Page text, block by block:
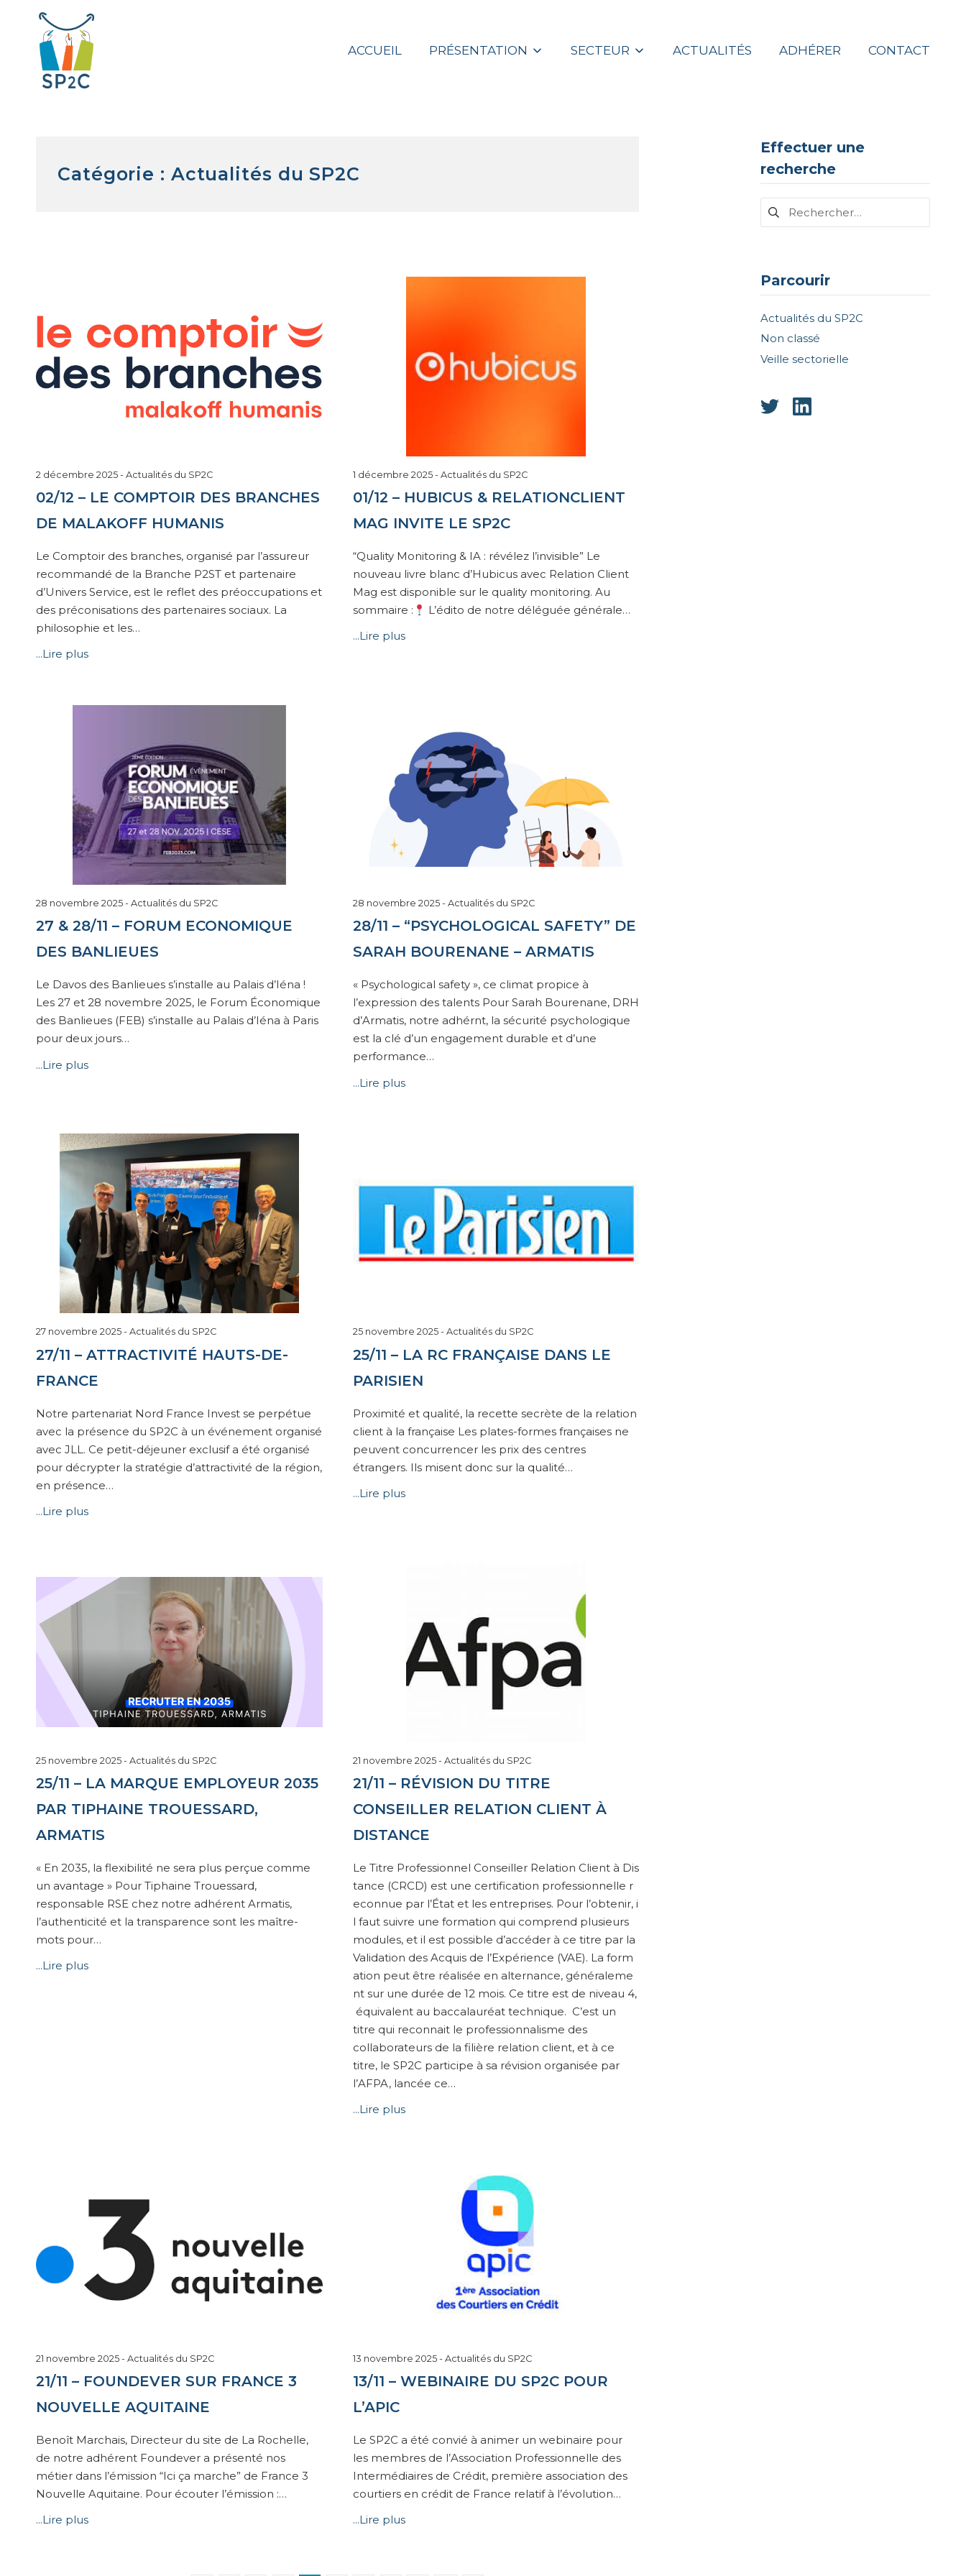
contenu
ACCUEIL PRÉSENTATION SECTEUR ACTUALITÉS ADHÉRER CONTACT
Catégorie : Actualités du SP2C
2 décembre 202512
2025
- Actualités du SP2C
02/12 – LE COMPTOIR DES BRANCHES
DE MALAKOFF HUMANIS
Le Comptoir des branches, organisé par l’assureur
recommandé de la Branche P2ST et partenaire
d’Univers Service, est le reflet des préoccupations et
des préconisations des partenaires sociaux. La
philosophie et les…
...Lire plus
1 décembre 202516
2025
- Actualités du SP2C
01/12 – HUBICUS & RELATIONCLIENT
MAG INVITE LE SP2C
“Quality Monitoring & IA : révélez l’invisible” Le
nouveau livre blanc d’Hubicus avec Relation Client
Mag est disponible sur le quality monitoring. Au
sommaire :
L’édito de notre déléguée générale…
...Lire plus
28 novembre 202512
2025
- Actualités du SP2C
27 & 28/11 – FORUM ECONOMIQUE
DES BANLIEUES
Le Davos des Banlieues s’installe au Palais d’Iéna !
Les 27 et 28 novembre 2025, le Forum Économique
des Banlieues (FEB) s’installe au Palais d’Iéna à Paris
pour deux jours…
...Lire plus
28 novembre 20256
2026
- Actualités du SP2C
28/11 – “PSYCHOLOGICAL SAFETY” DE
SARAH BOURENANE – ARMATIS
« Psychological safety », ce climat propice à
l’expression des talents Pour Sarah Bourenane, DRH
d’Armatis, notre adhérnt, la sécurité psychologique
est la clé d’un engagement durable et d’une
performance…
...Lire plus
27 novembre 202516
2025
- Actualités du SP2C
27/11 – ATTRACTIVITÉ HAUTS-DE-
FRANCE
Notre partenariat Nord France Invest se perpétue
avec la présence du SP2C à un événement organisé
avec JLL. Ce petit-déjeuner exclusif a été organisé
pour décrypter la stratégie d’attractivité de la région,
en présence…
...Lire plus
25 novembre 20256
2026
- Actualités du SP2C
25/11 – LA RC FRANÇAISE DANS LE
PARISIEN
Proximité et qualité, la recette secrète de la relation
client à la française Les plates-formes françaises ne
peuvent concurrencer les prix des centres
étrangers. Ils misent donc sur la qualité…
...Lire plus
25 novembre 20256
2026
- Actualités du SP2C
25/11 – LA MARQUE EMPLOYEUR 2035
PAR TIPHAINE TROUESSARD,
ARMATIS
« En 2035, la flexibilité ne sera plus perçue comme
un avantage » Pour Tiphaine Trouessard,
responsable RSE chez notre adhérent Armatis,
l’authenticité et la transparence sont les maître-
mots pour…
...Lire plus
21 novembre 202512
2025
- Actualités du SP2C
21/11 – RÉVISION DU TITRE
CONSEILLER RELATION CLIENT À
DISTANCE
Le Titre Professionnel Conseiller Relation Client à Dis
tance (CRCD) est une certification professionnelle r
econnue par l’État et les entreprises. Pour l’obtenir, i
l faut suivre une formation qui comprend plusieurs
modules, et il est possible d’accéder à ce titre par la
Validation des Acquis de l’Expérience (VAE). La form
ation peut être réalisée en alternance, généraleme
nt sur une durée de 12 mois. Ce titre est de niveau 4,
équivalent au baccalauréat technique. C’est un
titre qui reconnait le professionnalisme des
collaborateurs de la filière relation client, et à ce
titre, le SP2C participe à sa révision organisée par
l’AFPA, lancée ce…
...Lire plus
21 novembre 20256
2026
- Actualités du SP2C
21/11 – FOUNDEVER SUR FRANCE 3
NOUVELLE AQUITAINE
Benoît Marchais, Directeur du site de La Rochelle,
de notre adhérent Foundever a présenté nos
métier dans l’émission “Ici ça marche” de France 3
Nouvelle Aquitaine. Pour écouter l’émission :…
...Lire plus
13 novembre 202516
2025
- Actualités du SP2C
13/11 – WEBINAIRE DU SP2C POUR
L’APIC
Le SP2C a été convié à animer un webinaire pour
les membres de l’Association Professionnelle des
Intermédiaires de Crédit, première association des
courtiers en crédit de France relatif à l’évolution…
...Lire plus
Effectuer une
recherche
Rechercher :
Parcourir
Actualités du SP2C
Non classé
Veille sectorielle